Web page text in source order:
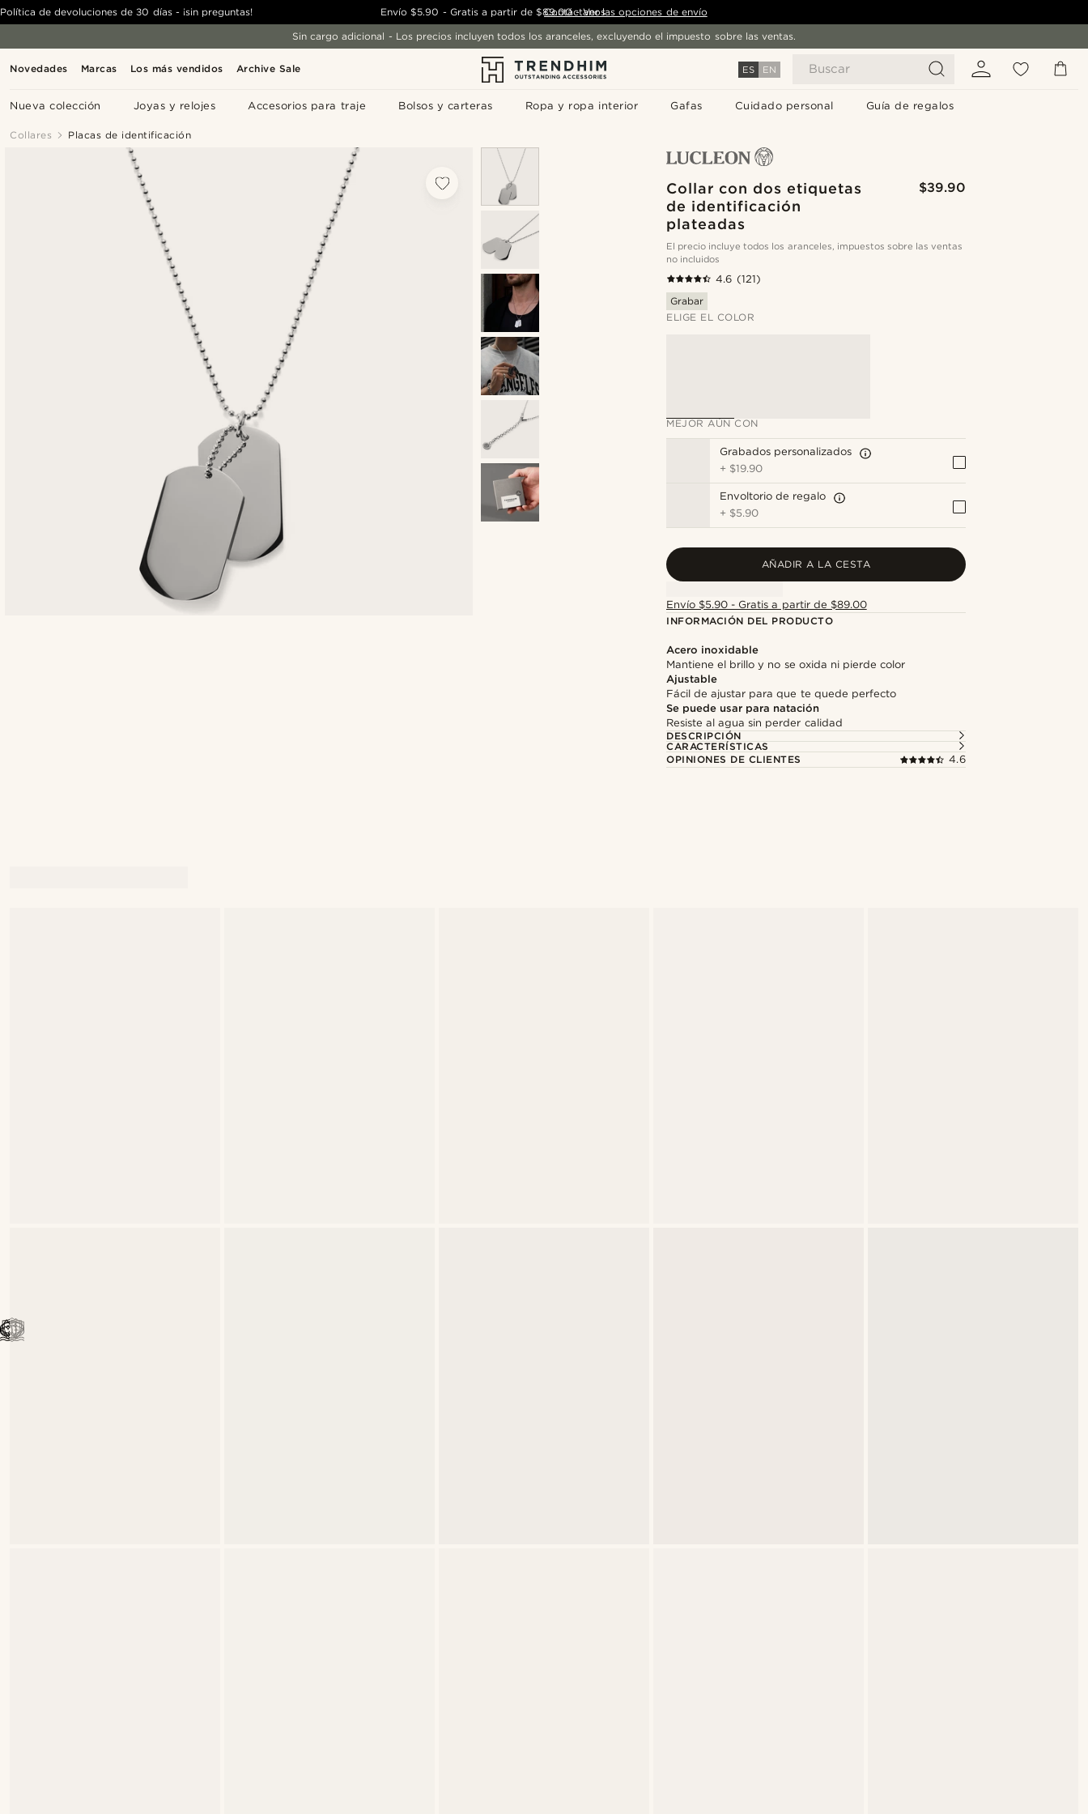
Novedades Marcas Los más vendidos Archive Sale ES EN Buscar
Nueva colección Joyas y relojes Accesorios para traje Bolsos y carteras Ropa y ropa interior Gafas Cuidado personal Guía de regalos
Política de devoluciones de 30 días - ¡sin preguntas! Envío $5.90 - Gratis a partir de $89.00 - Ver las opciones de envío
Contáctanos
Sin cargo adicional - Los precios incluyen todos los aranceles, excluyendo el impuesto sobre las ventas.
Collares Placas de identificación
Collar con dos etiquetas
de identificación
plateadas
$39.90
El precio incluye todos los aranceles, impuestos sobre las ventas
no incluidos
4.6 (121)
Grabar
ELIGE EL COLOR
MEJOR AÚN CON
Grabados personalizados
+ $19.90
Envoltorio de regalo
+ $5.90
AÑADIR A LA CESTA
Envío $5.90 - Gratis a partir de $89.00
INFORMACIÓN DEL PRODUCTO
Acero inoxidable
Mantiene el brillo y no se oxida ni pierde color
Ajustable
Fácil de ajustar para que te quede perfecto
Se puede usar para natación
Resiste al agua sin perder calidad
DESCRIPCIÓN
CARACTERÍSTICAS
OPINIONES DE CLIENTES
4.6